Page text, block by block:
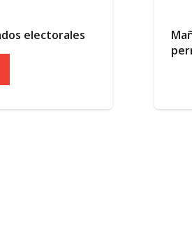
Mañana entra en
permiso por